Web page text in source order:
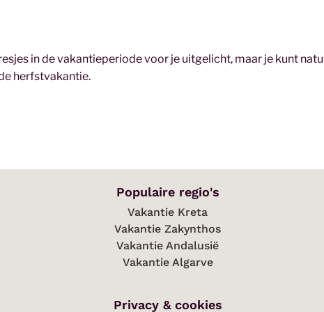
in de vakantieperiode voor je uitgelicht, maar je kunt
herfstvakantie.
Populaire regio's
Vakantie Kreta
Vakantie Zakynthos
Vakantie Andalusië
Vakantie Algarve
Privacy & cookies